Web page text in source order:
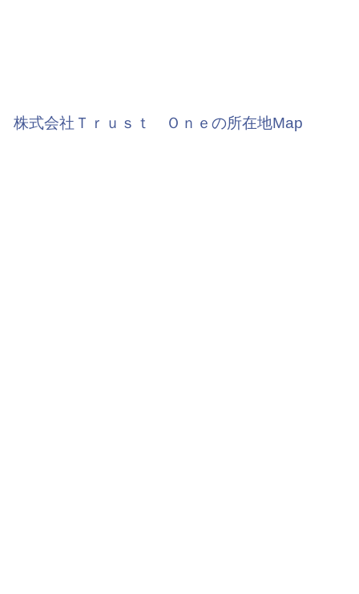
株式会社Ｔｒｕｓｔ Ｏｎｅの所在地Map